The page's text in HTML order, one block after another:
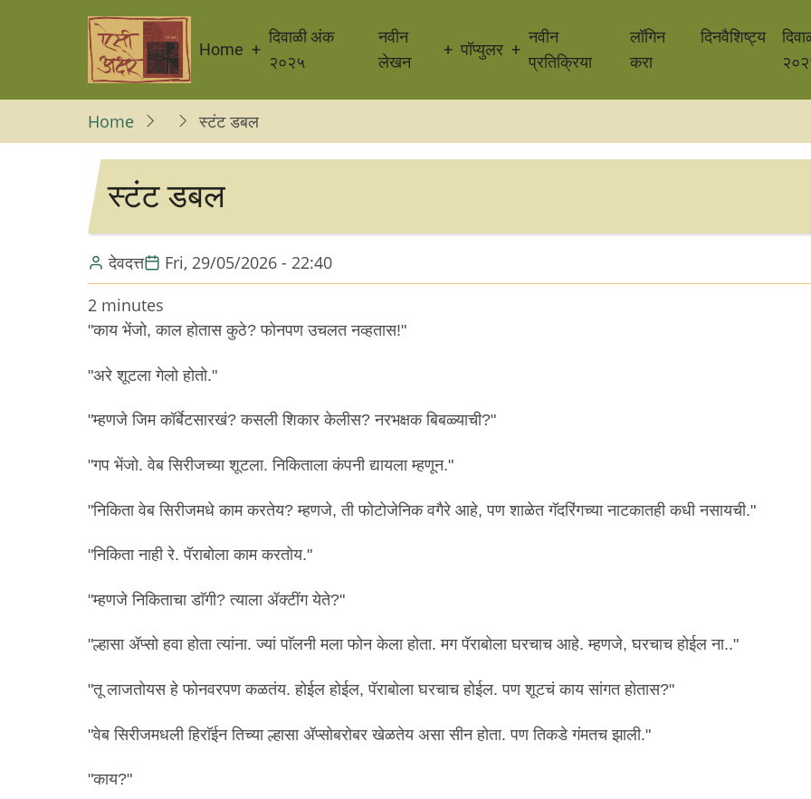
navigation
Home
दिवाळी अंक
२०२५
नवीन
लेखन
पॉप्युलर
नवीन
प्रतिक्रिया
लॉगिन
करा
दिनवैशिष्ट्य
Home स्टंट डबल
स्टंट डबल
देवदत्त
Fri, 29/05/2026 - 22:40
2 minutes
"काय भेंजो, काल होतास कुठे? फोनपण उचलत नव्हतास!"
"अरे शूटला गेलो होतो."
"म्हणजे जिम कॉर्बेटसारखं? कसली शिकार केलीस? नरभक्षक बिबळ्याची?"
"गप भेंजो. वेब सिरीजच्या शूटला. निकिताला कंपनी द्यायला म्हणून."
"निकिता वेब सिरीजमधे काम करतेय? म्हणजे, ती फोटोजेनिक वगैरे आहे, पण शाळेत गॅदरिंगच्या नाटकातही कधी नसायची."
"निकिता नाही रे. पॅराबोला काम करतोय."
"म्हणजे निकिताचा डाॅगी? त्याला ॲक्टींग येते?"
"ल्हासा ॲप्सो हवा होता त्यांना. ज्यां पाॅलनी मला फोन केला होता. मग पॅराबोला घरचाच आहे. म्हणजे, घरचाच होईल ना.."
"तू लाजतोयस हे फोनवरपण कळतंय. होईल होईल, पॅराबोला घरचाच होईल. पण शूटचं काय सांगत होतास?"
"वेब सिरीजमधली हिराॅईन तिच्या ल्हासा ॲप्सोबरोबर खेळतेय असा सीन होता. पण तिकडे गंमतच झाली."
"काय?"